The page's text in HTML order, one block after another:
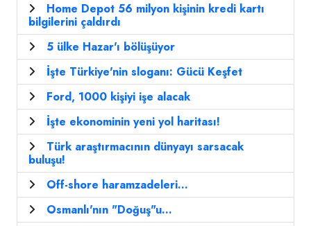
Home Depot 56 milyon kişinin kredi kartı
bilgilerini çaldırdı
5 ülke Hazar'ı bölüşüyor
İşte Türkiye'nin sloganı: Gücü Keşfet
Ford, 1000 kişiyi işe alacak
İşte ekonominin yeni yol haritası!
Türk araştırmacının dünyayı sarsacak
buluşu!
Off-shore haramzadeleri...
Osmanlı'nın "Doğuş"u...